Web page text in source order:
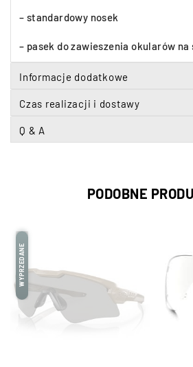
– standardowy nosek
– pasek do zawieszenia okularów na
Informacje dodatkowe
Czas realizacji i dostawy
Q & A
PODOBNE
WYPRZEDANE